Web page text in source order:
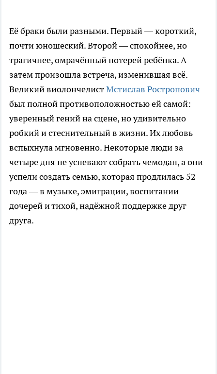
Её браки были разными. Первый — короткий,
почти юношеский. Второй — спокойнее, но
трагичнее, омрачённый потерей ребёнка. А
затем произошла встреча, изменившая всё.
Великий виолончелистМстислав Ростропович
был полной противоположностью ей самой:
уверенный гений на сцене, но удивительно
робкий и стеснительный в жизни. Их любовь
вспыхнула мгновенно. Некоторые люди за
четыре дня не успевают собрать чемодан, а они
успели создать семью, которая продлилась 52
года — в музыке, эмиграции, воспитании
дочерей и тихой, надёжной поддержке друг
друга.